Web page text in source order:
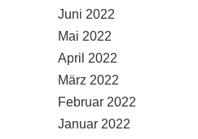
Juni 2022
Mai 2022
April 2022
März 2022
Februar 2022
Januar 2022